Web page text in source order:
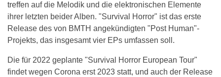
treffen auf die Melodik und die elektronischen Elemente
ihrer letzten beider Alben. "Survival Horror" ist das erste
Release des von BMTH angekündigten "Post Human"-
Projekts, das insgesamt vier EPs umfassen soll.
Die für 2022 geplante "Survival Horror European Tour"
findet wegen Corona erst 2023 statt, und auch der Release